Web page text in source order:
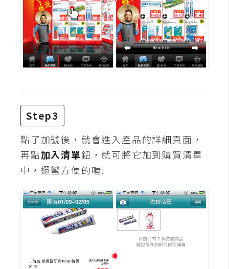
Step3
點了加號後，就會進入產品的詳細頁面，
再點加入清單鈕，就可將它加到購買清單
中，還蠻方便的喔!